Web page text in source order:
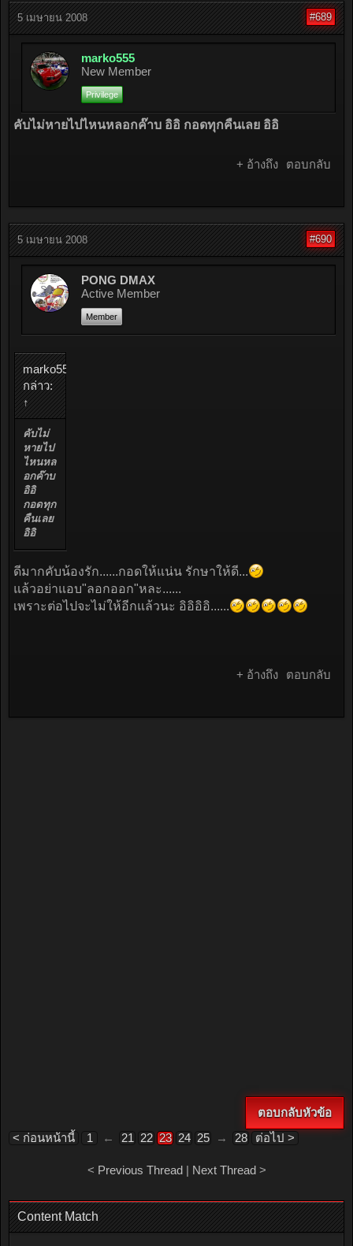
5 เมษายน 2008 #689
marko555
New Member
Privilege
คับไม่หายไปไหนหลอกค๊าบ อิอิ กอดทุกคืนเลย อิอิ
+ อ้างถึง ตอบกลับ
5 เมษายน 2008 #690
PONG DMAX
Active Member
Member
marko555
กล่าว:
↑
คับไม่
หายไป
ไหนหล
อกค๊าบ
อิอิ
กอดทุก
คืนเลย
อิอิ
ดีมากคับน้องรัก......กอดให้แน่น รักษาให้ดี...
แล้วอย่าแอบ"ลอกออก"หละ......
เพราะต่อไปจะไม่ให้อีกแล้วนะ อิอิอิอิ......
+ อ้างถึง ตอบกลับ
ตอบกลับหัวข้อ
< ก่อนหน้านี้
1 ← 21 22 23 24 25 → 28 ต่อไป >
< Previous Thread| Next Thread>
Content Match